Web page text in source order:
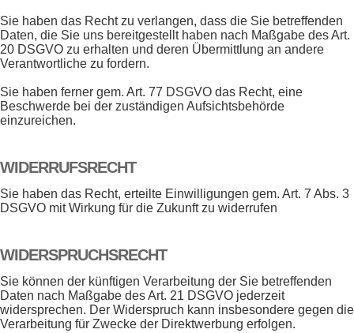
Sie haben das Recht zu verlangen, dass die Sie betreffenden
Daten, die Sie uns bereitgestellt haben nach Maßgabe des Art.
20 DSGVO zu erhalten und deren Übermittlung an andere
Verantwortliche zu fordern.
Sie haben ferner gem. Art. 77 DSGVO das Recht, eine
Beschwerde bei der zuständigen Aufsichtsbehörde
einzureichen.
WIDERRUFSRECHT
Sie haben das Recht, erteilte Einwilligungen gem. Art. 7 Abs. 3
DSGVO mit Wirkung für die Zukunft zu widerrufen
WIDERSPRUCHSRECHT
Sie können der künftigen Verarbeitung der Sie betreffenden
Daten nach Maßgabe des Art. 21 DSGVO jederzeit
widersprechen. Der Widerspruch kann insbesondere gegen die
Verarbeitung für Zwecke der Direktwerbung erfolgen.